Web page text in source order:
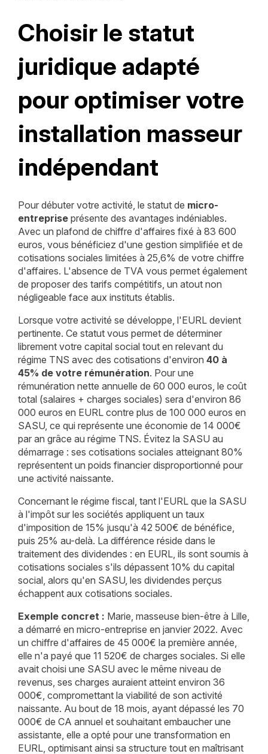
Choisir le statut
juridique adapté
pour optimiser votre
installation masseur
indépendant
Pour débuter votre activité, le statut de micro-
entrepriseprésente des avantages indéniables.
Avec un plafond de chiffre d'affaires fixé à 83 600
euros, vous bénéficiez d'une gestion simplifiée et de
cotisations sociales limitées à 25,6% de votre chiffre
d'affaires. L'absence de TVA vous permet également
de proposer des tarifs compétitifs, un atout non
négligeable face aux instituts établis.
Lorsque votre activité se développe, l'EURL devient
pertinente. Ce statut vous permet de déterminer
librement votre capital social tout en relevant du
régime TNS avec des cotisations d'environ 40 à
45% de votre rémunération. Pour une
rémunération nette annuelle de 60 000 euros, le coût
total (salaires + charges sociales) sera d'environ 86
000 euros en EURL contre plus de 100 000 euros en
SASU, ce qui représente une économie de 14 000€
par an grâce au régime TNS. Évitez la SASU au
démarrage : ses cotisations sociales atteignant 80%
représentent un poids financier disproportionné pour
une activité naissante.
Concernant le régime fiscal, tant l'EURL que la SASU
à l'impôt sur les sociétés appliquent un taux
d'imposition de 15% jusqu'à 42 500€ de bénéfice,
puis 25% au-delà. La différence réside dans le
traitement des dividendes : en EURL, ils sont soumis à
cotisations sociales s'ils dépassent 10% du capital
social, alors qu'en SASU, les dividendes perçus
échappent aux cotisations sociales.
Exemple concret : Marie, masseuse bien-être à Lille,
a démarré en micro-entreprise en janvier 2022. Avec
un chiffre d'affaires de 45 000€ la première année,
elle n'a payé que 11 520€ de charges sociales. Si elle
avait choisi une SASU avec le même niveau de
revenus, ses charges auraient atteint environ 36
000€, compromettant la viabilité de son activité
naissante. Au bout de 18 mois, ayant dépassé les 70
000€ de CA annuel et souhaitant embaucher une
assistante, elle a opté pour une transformation en
EURL, optimisant ainsi sa structure tout en maîtrisant